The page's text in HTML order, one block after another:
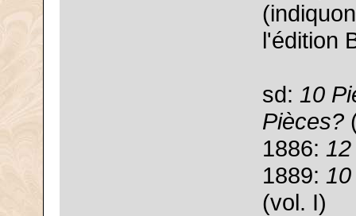
l'édition
sd: 10
Pièces?
1886:
1889:
(vol. I)